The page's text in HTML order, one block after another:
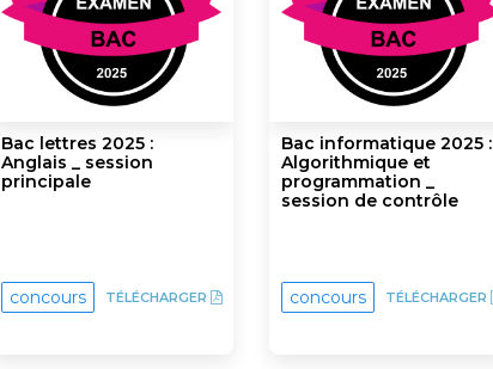
Bac lettres 2025 :
Anglais _ session
principale
concours TÉLÉCHARGER
Bac informatique 2025 :
Algorithmique et
programmation _
session de contrôle
concours TÉLÉCHARGER